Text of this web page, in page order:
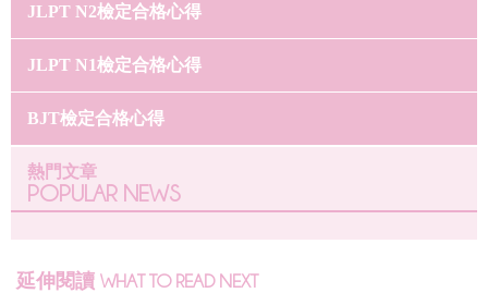
JLPT N2檢定合格心得
JLPT N1檢定合格心得
BJT檢定合格心得
熱門文章
POPULAR NEWS
延伸閱讀 WHAT TO READ NEXT